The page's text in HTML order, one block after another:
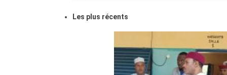
Les plus récents